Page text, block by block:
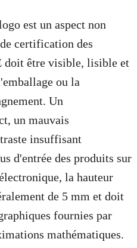
est un aspect non
certification des
doit être visible, lisible et
ou la
Un
un mauvais
insuffisant
d'entrée des produits sur
la hauteur
de 5 mm et doit
fournies par
mathématiques.